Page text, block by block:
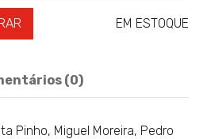
EM ESTOQUE
(0)
Pinho, Miguel Moreira, Pedro